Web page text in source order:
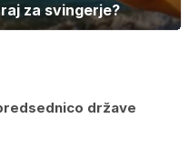
za svingerje?
države